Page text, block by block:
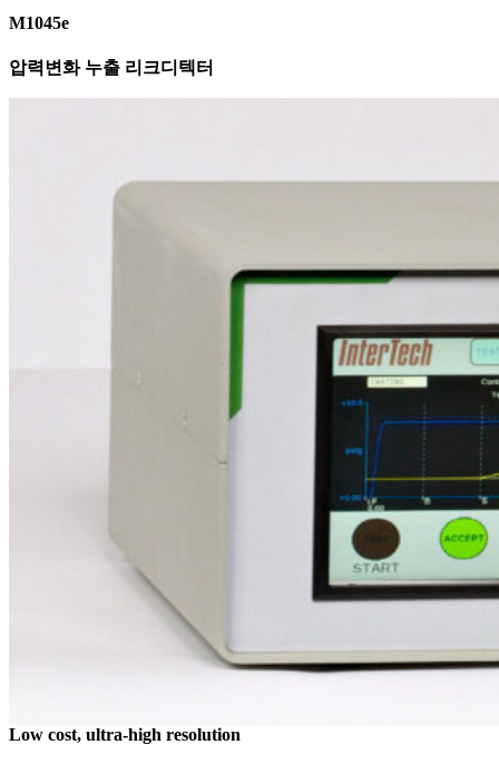
M1045e
압력변화 누출 리크디텍터
Low cost, ultra-high resolution